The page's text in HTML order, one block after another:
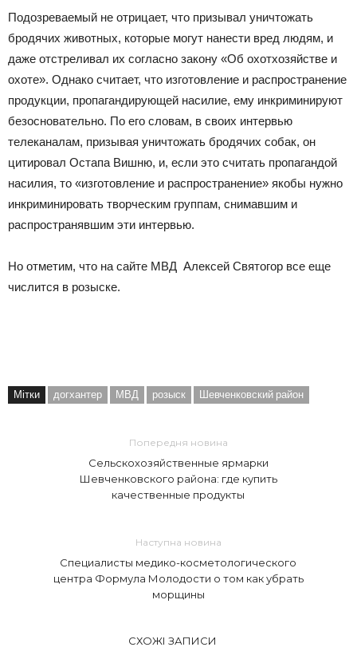
Подозреваемый не отрицает, что призывал уничтожать
бродячих животных, которые могут нанести вред людям, и
даже отстреливал их согласно закону «Об охотхозяйстве и
охоте». Однако считает, что изготовление и распространение
продукции, пропагандирующей насилие, ему инкриминируют
безосновательно. По его словам, в своих интервью
телеканалам, призывая уничтожать бродячих собак, он
цитировал Остапа Вишню, и, если это считать пропагандой
насилия, то «изготовление и распространение» якобы нужно
инкриминировать творческим группам, снимавшим и
распространявшим эти интервью.
Но отметим, что на сайте МВД Алексей Святогор все еще
числится в розыске.
Мітки догхантер МВД розыск Шевченковский район
Попередня новина
Сельскохозяйственные ярмарки
Шевченковского района: где купить
качественные продукты
Наступна новина
Специалисты медико-косметологического
центра Формула Молодости о том как убрать
морщины
СХОЖІ ЗАПИСИ